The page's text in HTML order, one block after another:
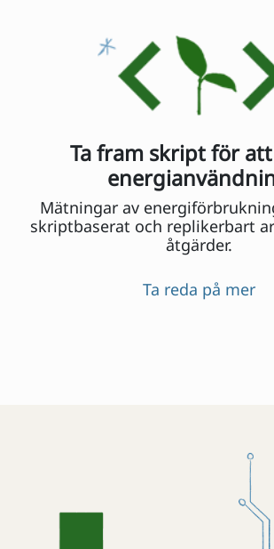
Ta fram skript för
Mätningar av
skriptbaserat och replikerbart
åtgärder.
Ta reda på mer